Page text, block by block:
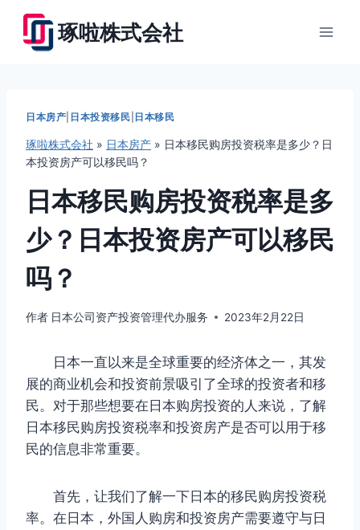
琢啦株式会社
日本房产 日本投资移民 日本移民
琢啦株式会社 » 日本房产 » 日本移民购房投资税率是多少？日
本投资房产可以移民吗？
日本移民购房投资税率是多
少？日本投资房产可以移民
吗？
作者 日本公司资产投资管理代办服务 2023年2月22日
日本一直以来是全球重要的经济体之一，其发
展的商业机会和投资前景吸引了全球的投资者和移
民。对于那些想要在日本购房投资的人来说，了解
日本移民购房投资税率和投资房产是否可以用于移
民的信息非常重要。
首先，让我们了解一下日本的移民购房投资税
率。在日本，外国人购房和投资房产需要遵守与日